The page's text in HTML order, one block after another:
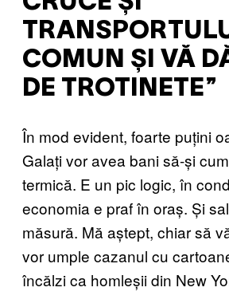
COMUN ȘI VĂ
DE TROTINETE”
În mod evident, foarte puțini
Galați vor avea bani să-și
termică. E un pic logic, în
economia e praf în oraș. Și
măsură. Mă aștept, chiar să
vor umple cazanul cu
încălzi ca homleșii din New